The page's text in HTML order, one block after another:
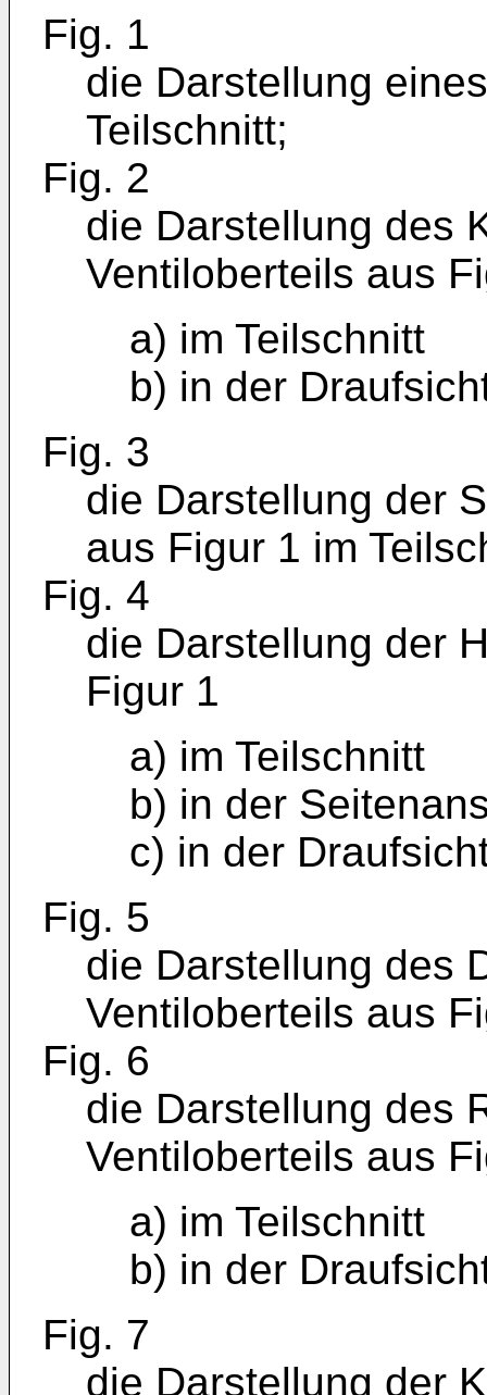
Fig. 1
die Darstellung
Teilschnitt;
Fig. 2
die Darstellung des
Ventiloberteils aus
a) im Teilschnitt
b) in der
Fig. 3
die Darstellung der
aus Figur 1 im
Fig. 4
die Darstellung der
Figur 1
a) im Teilschnitt
b) in der
c) in der
Fig. 5
die Darstellung des
Ventiloberteils aus
Fig. 6
die Darstellung des
Ventiloberteils aus
a) im Teilschnitt
b) in der
Fig. 7
die Darstellung der